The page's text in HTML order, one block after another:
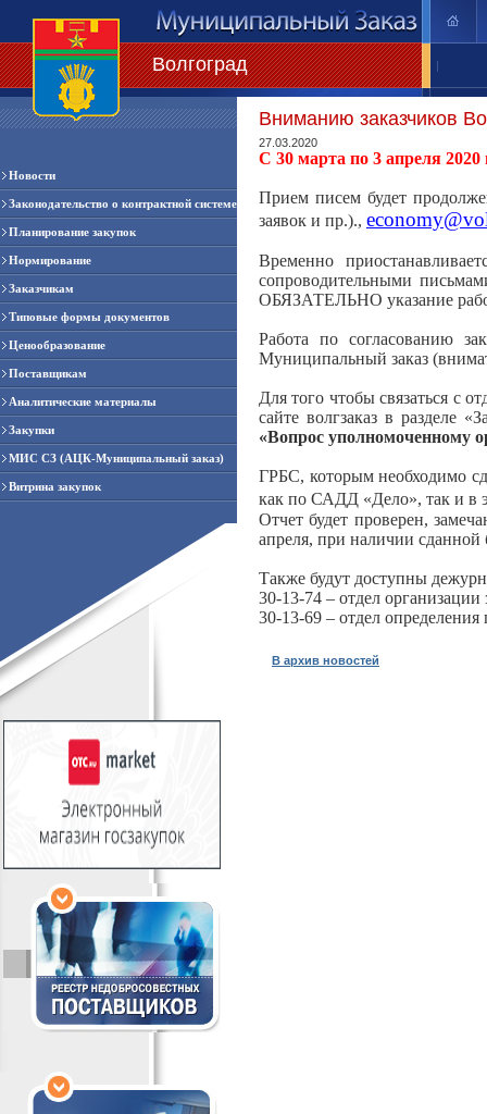
Волгоград |
Новости
Законодательство о контрактной системе
Планирование закупок
Нормирование
Заказчикам
Типовые формы документов
Ценообразование
Поставщикам
Аналитические материалы
Закупки
МИС СЗ (АЦК-Муниципальный заказ)
Витрина закупок
Вниманию заказчиков
27.03.2020
С 30 марта по 3 апреля
Прием писем будет
заявок и пр.)., economy@
Временно
сопроводительными
ОБЯЗАТЕЛЬНО указание
Работа по согласованию
Муниципальный заказ
Для того чтобы связаться с
сайте волгзаказ в разделе
«Вопрос уполномоченному
ГРБС, которым необходимо
как по САДД «Дело», так и в
Отчет будет проверен,
апреля, при наличии сданной
Также будут доступны
30-13-74 – отдел
30-13-69 – отдел определения
В архив новостей